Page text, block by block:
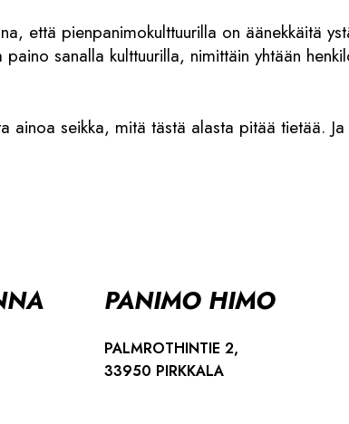
että pienpanimokulttuurilla on äänekkäitä
sanalla kulttuurilla, nimittäin yhtään
ainoa seikka, mitä tästä alasta pitää tietää.
PANIMO HIMO
PALMROTHINTIE 2,
33950 PIRKKALA